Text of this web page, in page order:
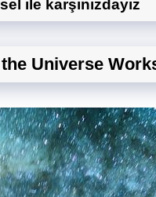
ile karşınızdayız
Universe